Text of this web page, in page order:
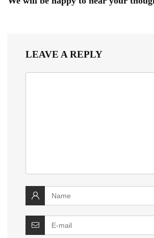
LEAVE A REPLY